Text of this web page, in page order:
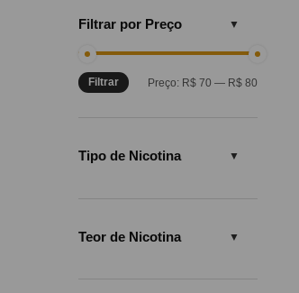
Filtrar por Preço
Filtrar Preço: R$ 70 — R$ 80
Tipo de Nicotina
Teor de Nicotina